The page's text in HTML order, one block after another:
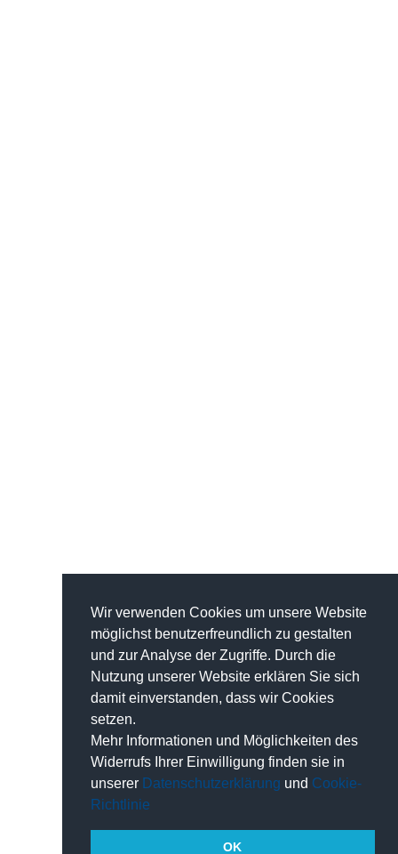
Wir verwenden Cookies um unsere Website
möglichst benutzerfreundlich zu gestalten
und zur Analyse der Zugriffe. Durch die
Nutzung unserer Website erklären Sie sich
damit einverstanden, dass wir Cookies
setzen.
Mehr Informationen und Möglichkeiten des
Widerrufs Ihrer Einwilligung finden sie in
unserer Datenschutzerklärung und Cookie-
Richtlinie
OK